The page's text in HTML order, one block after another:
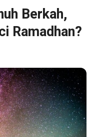
Berkah,
Ramadhan?